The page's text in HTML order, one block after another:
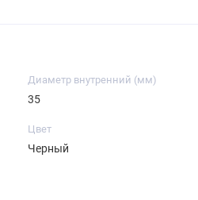
Диаметр внутренний (мм)
35
Цвет
Черный